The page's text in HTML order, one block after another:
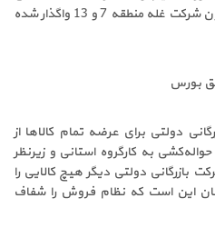
قرار است به‌مرور واگذار شود که اکنون شرکت غله منطقه 7 و 13 واگذار شده
بورس
دولتی برای عرضه تمام کالاها از
به کارگروه استانی و زیرنظر
بازرگانی دولتی دیگر هیچ کالایی را
این است که نظام فروش را شفاف